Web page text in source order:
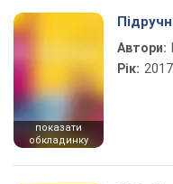
показати
обкладинку
Автори:
Рік: 2017